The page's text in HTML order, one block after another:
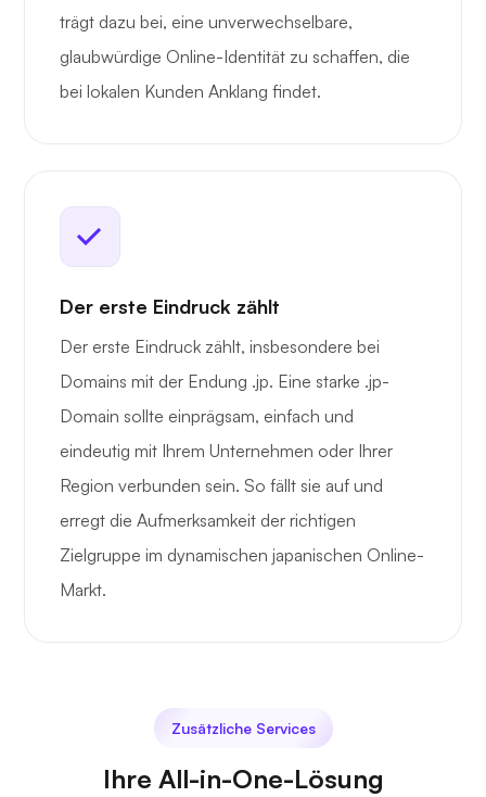
trägt dazu bei, eine unverwechselbare,
glaubwürdige Online-Identität zu schaffen, die
bei lokalen Kunden Anklang findet.
Der erste Eindruck zählt
Der erste Eindruck zählt, insbesondere bei
Domains mit der Endung .jp. Eine starke .jp-
Domain sollte einprägsam, einfach und
eindeutig mit Ihrem Unternehmen oder Ihrer
Region verbunden sein. So fällt sie auf und
erregt die Aufmerksamkeit der richtigen
Zielgruppe im dynamischen japanischen Online-
Markt.
Zusätzliche Services
Ihre All-in-One-Lösung